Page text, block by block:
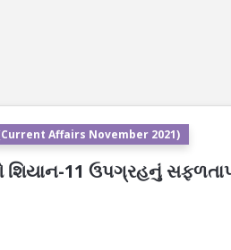
Affairs November 2021)
શિયાન-11 ઉપગ્રહનું